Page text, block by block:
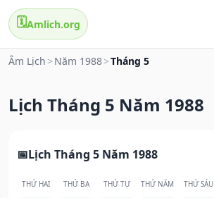
🗓️Amlich.org
Âm Lịch > Năm 1988>Tháng 5
Lịch Tháng 5 Năm 1988
Lịch Tháng 5 Năm 1988
THỨ HAI THỨ BA THỨ TƯ THỨ NĂM THỨ SÁU